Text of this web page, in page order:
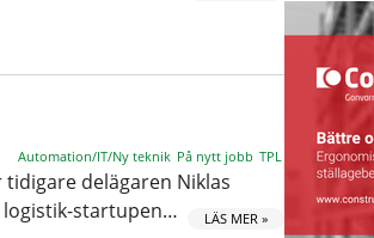
Automation/IT/Ny teknik På nytt jobb TPL
tidigare delägaren Niklas
logistik-startupen…
LÄS MER »